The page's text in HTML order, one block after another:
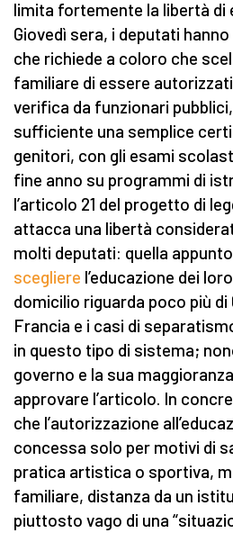
limita fortemente la libertà di
Giovedì sera, i deputati
che richiede a coloro che
familiare di essere
verifica da funzionari
sufficiente una semplice
genitori, con gli esami
fine anno su programmi di
l’articolo 21 del progetto di
attacca una libertà
molti deputati: quella
scegliere l’educazione dei
domicilio riguarda poco più di
Francia e i casi di
in questo tipo di sistema;
governo e la sua
approvare l’articolo. In
che l’autorizzazione
concessa solo per motivi di
pratica artistica o sportiva,
familiare, distanza da un
piuttosto vago di una